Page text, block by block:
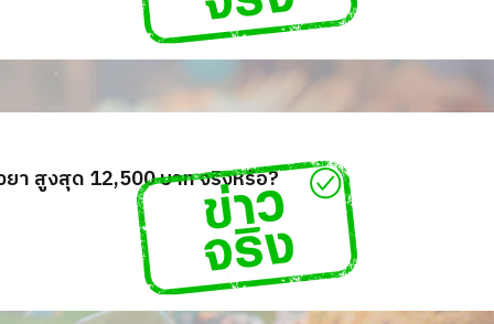
า สูงสุด 12,500 บาท จริงหรือ?